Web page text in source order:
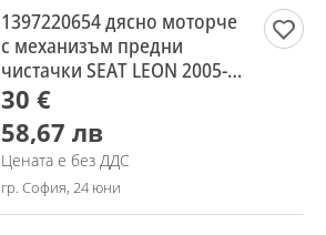
1397220654 дясно моторче
с механизъм предни
чистачки SEAT LEON 2005-
2012
30 €
58,67 лв
Цената е без ДДС
гр. София, 24 юни